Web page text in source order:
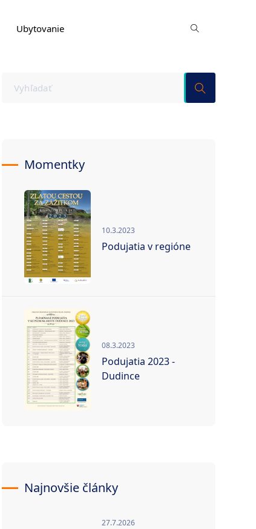
Ubytovanie
Momentky
10.3.2023
Podujatia v regióne
08.3.2023
Podujatia 2023 -
Dudince
Najnovšie články
27.7.2026